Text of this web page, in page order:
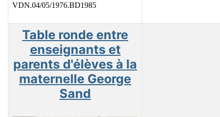
VDN.04/05/1976.BD1985
Table ronde entre
enseignants et
parents d'élèves à la
maternelle George
Sand